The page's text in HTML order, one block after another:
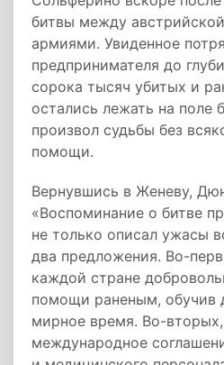
битвы между
армиями. Увиденное
предпринимателя до
сорока тысяч убитых и
остались лежать на поле
произвол судьбы без
помощи.
Вернувшись в Женеву,
«Воспоминание о битве
не только описал ужасы
два предложения. Во-
каждой стране
помощи раненым, обучив
мирное время. Во-вторых,
международное